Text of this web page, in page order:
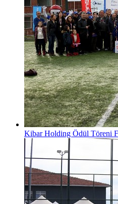
Kibar Holding Ödül Töreni